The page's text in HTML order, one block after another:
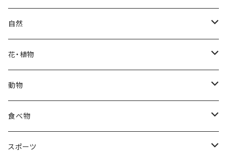
クリスマス
福袋
ブラックフライデー
ハロウィン
正月
ロシアン
アフリカン
日本
ヨーロッパ
トライバル
女性
男性
子供
サンタクロース
七福神
医者
自然
海
雲
星
雫
花・植物
カーネーション
梅
桜
動物
ネコ
ウマ
食べ物
スイーツ
スポーツ